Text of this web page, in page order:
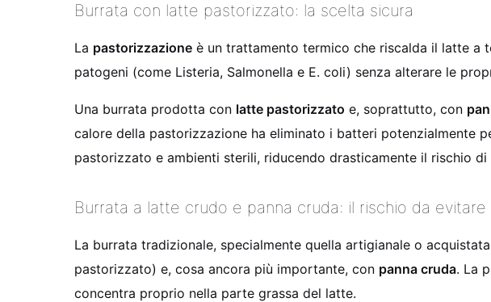
Burrata con latte pastorizzato: la scelta sicura
La pastorizzazione è un trattamento termico che riscalda il latte a
patogeni (come Listeria, Salmonella e E. coli) senza alterare le
Una burrata prodotta con latte pastorizzato e, soprattutto, con
calore della pastorizzazione ha eliminato i batteri potenzialmente
pastorizzato e ambienti sterili, riducendo drasticamente il rischio di
Burrata a latte crudo e panna cruda: il rischio da evitare
La burrata tradizionale, specialmente quella artigianale o
pastorizzato) e, cosa ancora più importante, con panna cruda. La
concentra proprio nella parte grassa del latte.